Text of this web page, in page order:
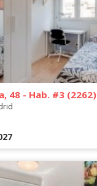
48 - Hab. #3 (2262)